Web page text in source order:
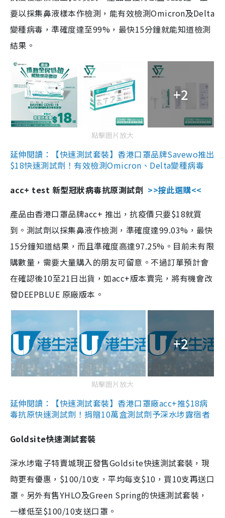
要以採集鼻液樣本作檢測，能有效檢測Omicron及Delta
變種病毒，準確度達至99%，最快15分鐘就能知道檢測
結果。
+2
點擊圖片放大
延伸閱讀：【快速測試套裝】香港口罩品牌Savewo推出
$18快速測試劑！有效檢測Omicron、Delta變種病毒
acc+ test 新型冠狀病毒抗原測試劑 >>按此選購<<
產品由香港口罩品牌acc+ 推出，抗疫價只要$18就買
到。測試劑以採集鼻液作檢測，準確度達99.03%，最快
15分鐘知道結果，而且準確度高達97.25%。目前未有限
購數量，需要大量購入的朋友可留意。不過訂單預計會
在確認後10至21日出貨，如acc+版本賣完，將有機會改
發DEEPBLUE 原廠版本。
+2
點擊圖片放大
延伸閱讀：【快速測試套裝】香港口罩廠acc+推$18病
毒抗原快速測試劑！捐贈10萬盒測試劑予深水埗露宿者
Goldsite快速測試套裝
深水埗電子特賣城現正發售Goldsite快速測試套裝，現
時更有優惠，$100/10支，平均每支$10，買10支再送口
罩。另外有售YHLO及Green Spring的快速測試套裝，
一樣低至$100/10支送口罩。